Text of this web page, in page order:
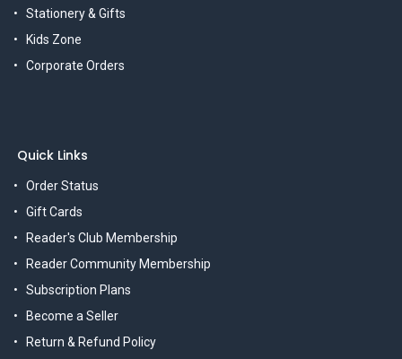
Stationery & Gifts
Kids Zone
Corporate Orders
Quick Links
Order Status
Gift Cards
Reader's Club Membership
Reader Community Membership
Subscription Plans
Become a Seller
Return & Refund Policy